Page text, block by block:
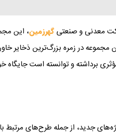
معدنی و صنعتی گهرزمین، این
در زمره بزرگ‌ترین ذخایر
برداشته و توانسته است جایگاه
جدید، از جمله طرح‌های مرتبط با